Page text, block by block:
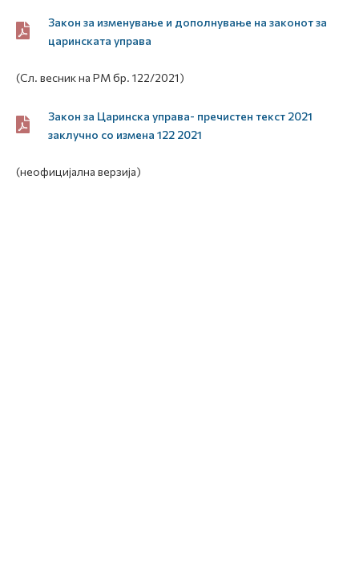
Закон за изменување и дополнување на законот за
царинската управа
(Сл. весник на РМ бр. 122/2021)
Закон за Царинска управа- пречистен текст 2021
заклучно со измена 122 2021
(неофицијална верзија)